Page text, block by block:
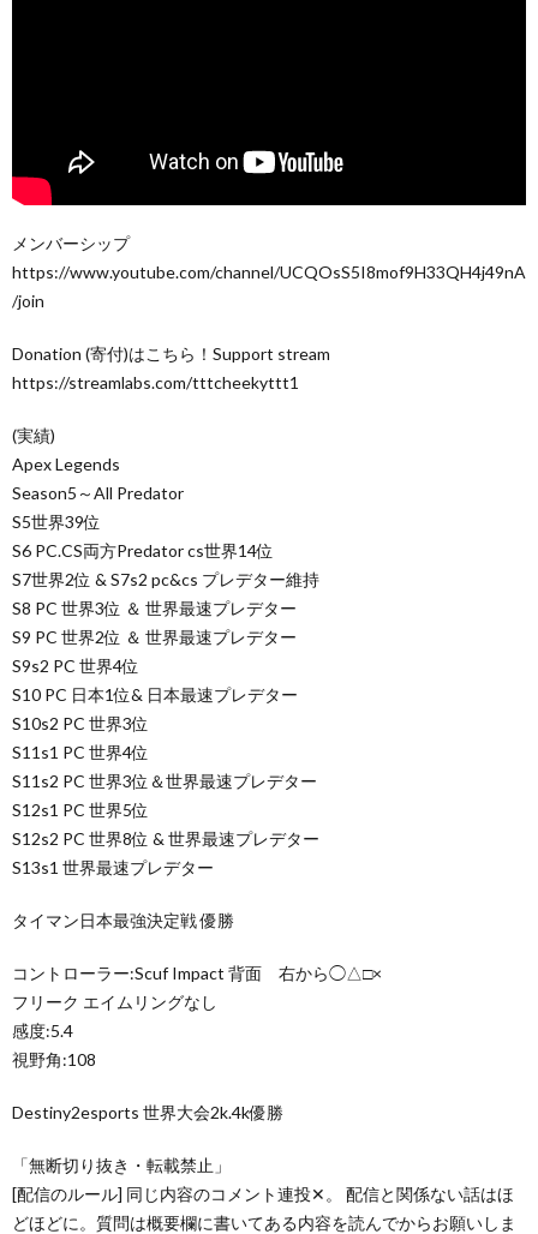
メンバーシップ
https://www.youtube.com/channel/UCQOsS5I8mof9H33QH4j49nA
/join
Donation (寄付)はこちら！Support stream
https://streamlabs.com/tttcheekyttt1
(実績)
Apex Legends
Season5～All Predator
S5世界39位
S6 PC.CS両方Predator cs世界14位
S7世界2位 & S7s2 pc&cs プレデター維持
S8 PC 世界3位 ＆ 世界最速プレデター
S9 PC 世界2位 ＆ 世界最速プレデター
S9s2 PC 世界4位
S10 PC 日本1位& 日本最速プレデター
S10s2 PC 世界3位
S11s1 PC 世界4位
S11s2 PC 世界3位＆世界最速プレデター
S12s1 PC 世界5位
S12s2 PC 世界8位 & 世界最速プレデター
S13s1 世界最速プレデター
タイマン日本最強決定戦 優勝
コントローラー:Scuf Impact 背面 右から◯△□×
フリーク エイムリングなし
感度:5.4
視野角:108
Destiny2esports 世界大会2k.4k優勝
「無断切り抜き・転載禁止」
[配信のルール] 同じ内容のコメント連投✕。 配信と関係ない話はほ
どほどに。質問は概要欄に書いてある内容を読んでからお願いしま